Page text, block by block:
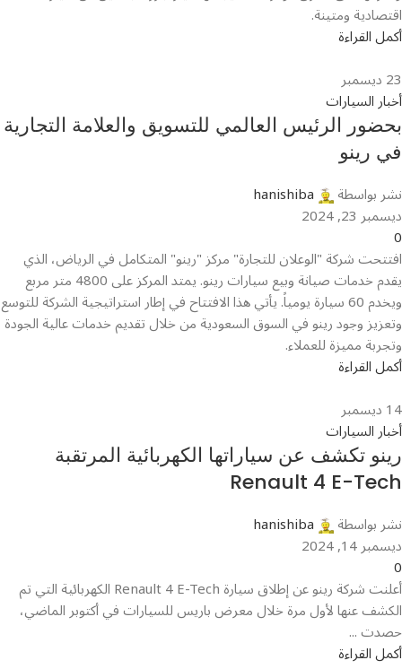
اقتصادية ومتينة.
أكمل القراءة
23ديسمبر
أخبار السيارات
بحضور الرئيس العالمي للتسويق والعلامة التجارية
في رينو
نشر بواسطة hanishiba
ديسمبر 23, 2024
0
افتتحت شركة "الوعلان للتجارة" مركز "رينو" المتكامل في الرياض، الذي
يقدم خدمات صيانة وبيع سيارات رينو. يمتد المركز على 4800 متر مربع
ويخدم 60 سيارة يومياً. يأتي هذا الافتتاح في إطار استراتيجية الشركة للتوسع
وتعزيز وجود رينو في السوق السعودية من خلال تقديم خدمات عالية الجودة
وتجربة مميزة للعملاء.
أكمل القراءة
14ديسمبر
أخبار السيارات
رينو تكشف عن سياراتها الكهربائية المرتقبة
Renault 4 E-Tech
نشر بواسطة hanishiba
ديسمبر 14, 2024
0
أعلنت شركة رينو عن إطلاق سيارة Renault 4 E-Tech الكهربائية التي تم
الكشف عنها لأول مرة خلال معرض باريس للسيارات في أكتوبر الماضي،
حصدت ...
أكمل القراءة